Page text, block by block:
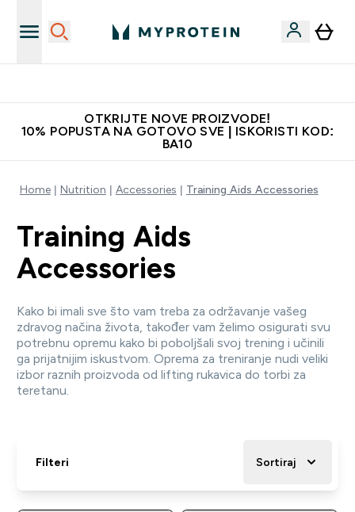
OTKRIJTE NOVE PROIZVODE!
10% POPUSTA NA GOTOVO SVE | ISKORISTI KOD:
BA10
Home Nutrition Accessories Training Aids Accessories
Training Aids
Accessories
Kako bi imali sve što vam treba za održavanje vašeg
zdravog načina života, također vam želimo osigurati svu
potrebnu opremu kako bi poboljšali svoj trening i učinili
ga prijatnijim iskustvom. Oprema za treniranje nudi veliki
izbor raznih proizvoda od lifting rukavica do torbi za
teretanu.
Filteri Sortiraj